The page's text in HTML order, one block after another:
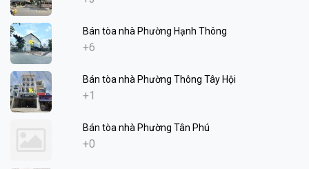
Bán tòa nhà Phường Hạnh Thông
+6
Bán tòa nhà Phường Thông Tây Hội
+1
Bán tòa nhà Phường Tân Phú
+0